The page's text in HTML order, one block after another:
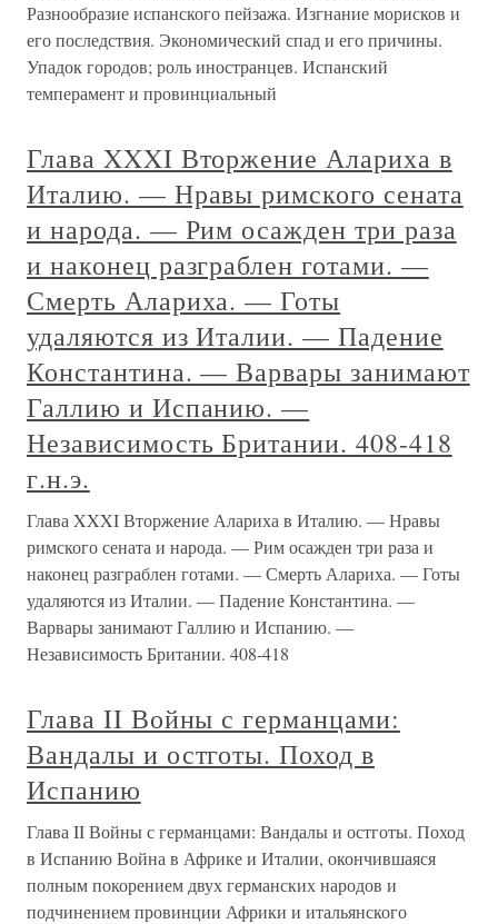
Разнообразие испанского пейзажа. Изгнание морисков и
его последствия. Экономический спад и его причины.
Упадок городов; роль иностранцев. Испанский
темперамент и провинциальный
Глава XXXI Вторжение Алариха в
Италию. — Нравы римского сената
и народа. — Рим осажден три раза
и наконец разграблен готами. —
Смерть Алариха. — Готы
удаляются из Италии. — Падение
Константина. — Варвары занимают
Галлию и Испанию. —
Независимость Британии. 408-418
г.н.э.
Глава XXXI Вторжение Алариха в Италию. — Нравы
римского сената и народа. — Рим осажден три раза и
наконец разграблен готами. — Смерть Алариха. — Готы
удаляются из Италии. — Падение Константина. —
Варвары занимают Галлию и Испанию. —
Независимость Британии. 408-418
Глава II Войны с германцами:
Вандалы и остготы. Поход в
Испанию
Глава II Войны с германцами: Вандалы и остготы. Поход
в Испанию Война в Африке и Италии, окончившаяся
полным покорением двух германских народов и
подчинением провинции Африки и итальянского